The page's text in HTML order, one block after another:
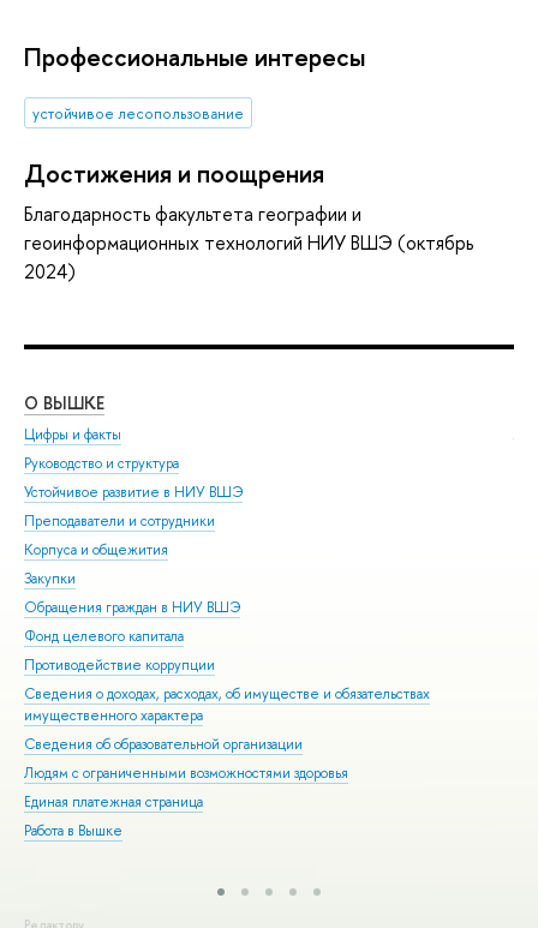
Профессиональные интересы
устойчивое лесопользование
Достижения и поощрения
Благодарность факультета географии и
геоинформационных технологий НИУ ВШЭ (октябрь
2024)
О ВЫШКЕ
Цифры и факты
Руководство и структура
Устойчивое развитие в НИУ ВШЭ
Преподаватели и сотрудники
Корпуса и общежития
Закупки
Обращения граждан в НИУ ВШЭ
Фонд целевого капитала
Противодействие коррупции
Сведения о доходах, расходах, об имуществе и обязательствах
имущественного характера
Сведения об образовательной организации
Людям с ограниченными возможностями здоровья
Единая платежная страница
Работа в Вышке